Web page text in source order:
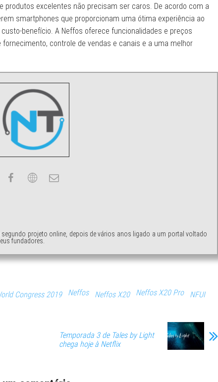
produtos excelentes não precisam ser caros. De acordo com a
smartphones que proporcionam uma ótima experiência ao
benefício. A Neffos oferece funcionalidades e preços
controle de vendas e canais e a uma melhor
projeto online, depois de vários anos ligado a um portal voltado
fundadores.
Congress 2019 Neffos Neffos X20 Neffos X20 Pro
NFUI
Temporada 3 de Tales by Light
chega hoje à Netflix